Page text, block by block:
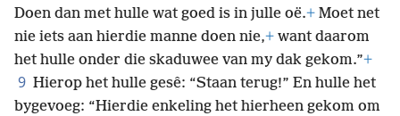
Doen dan met hulle wat goed is in julle oë.+ Moet net
nie iets aan hierdie manne doen nie,+ want daarom
het hulle onder die skaduwee van my dak gekom.”+
9 Hierop het hulle gesê: “Staan terug!” En hulle het
bygevoeg: “Hierdie enkeling het hierheen gekom om